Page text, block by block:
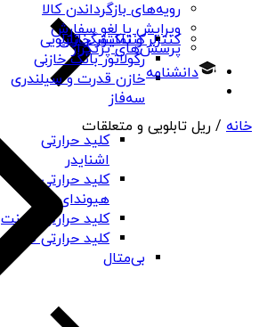
کلید حرارتی
اشنایدر
کلید حرارتی
هیوندای
کلید حرارتی چینت
کلید حرارتی PNS
بی‌متال
کنتاکتور خازنی
رگولاتور بانک خازنی
خازن قدرت و سیلندری
سه‌فاز
کنترلر و نمایشگر تابلویی
رویه‌های بازگرداندن کالا
ویرایش یا لغو سفارش
پرسش‌های پرتکرار
دانشنامه
خانه / ریل تابلویی و متعلقات